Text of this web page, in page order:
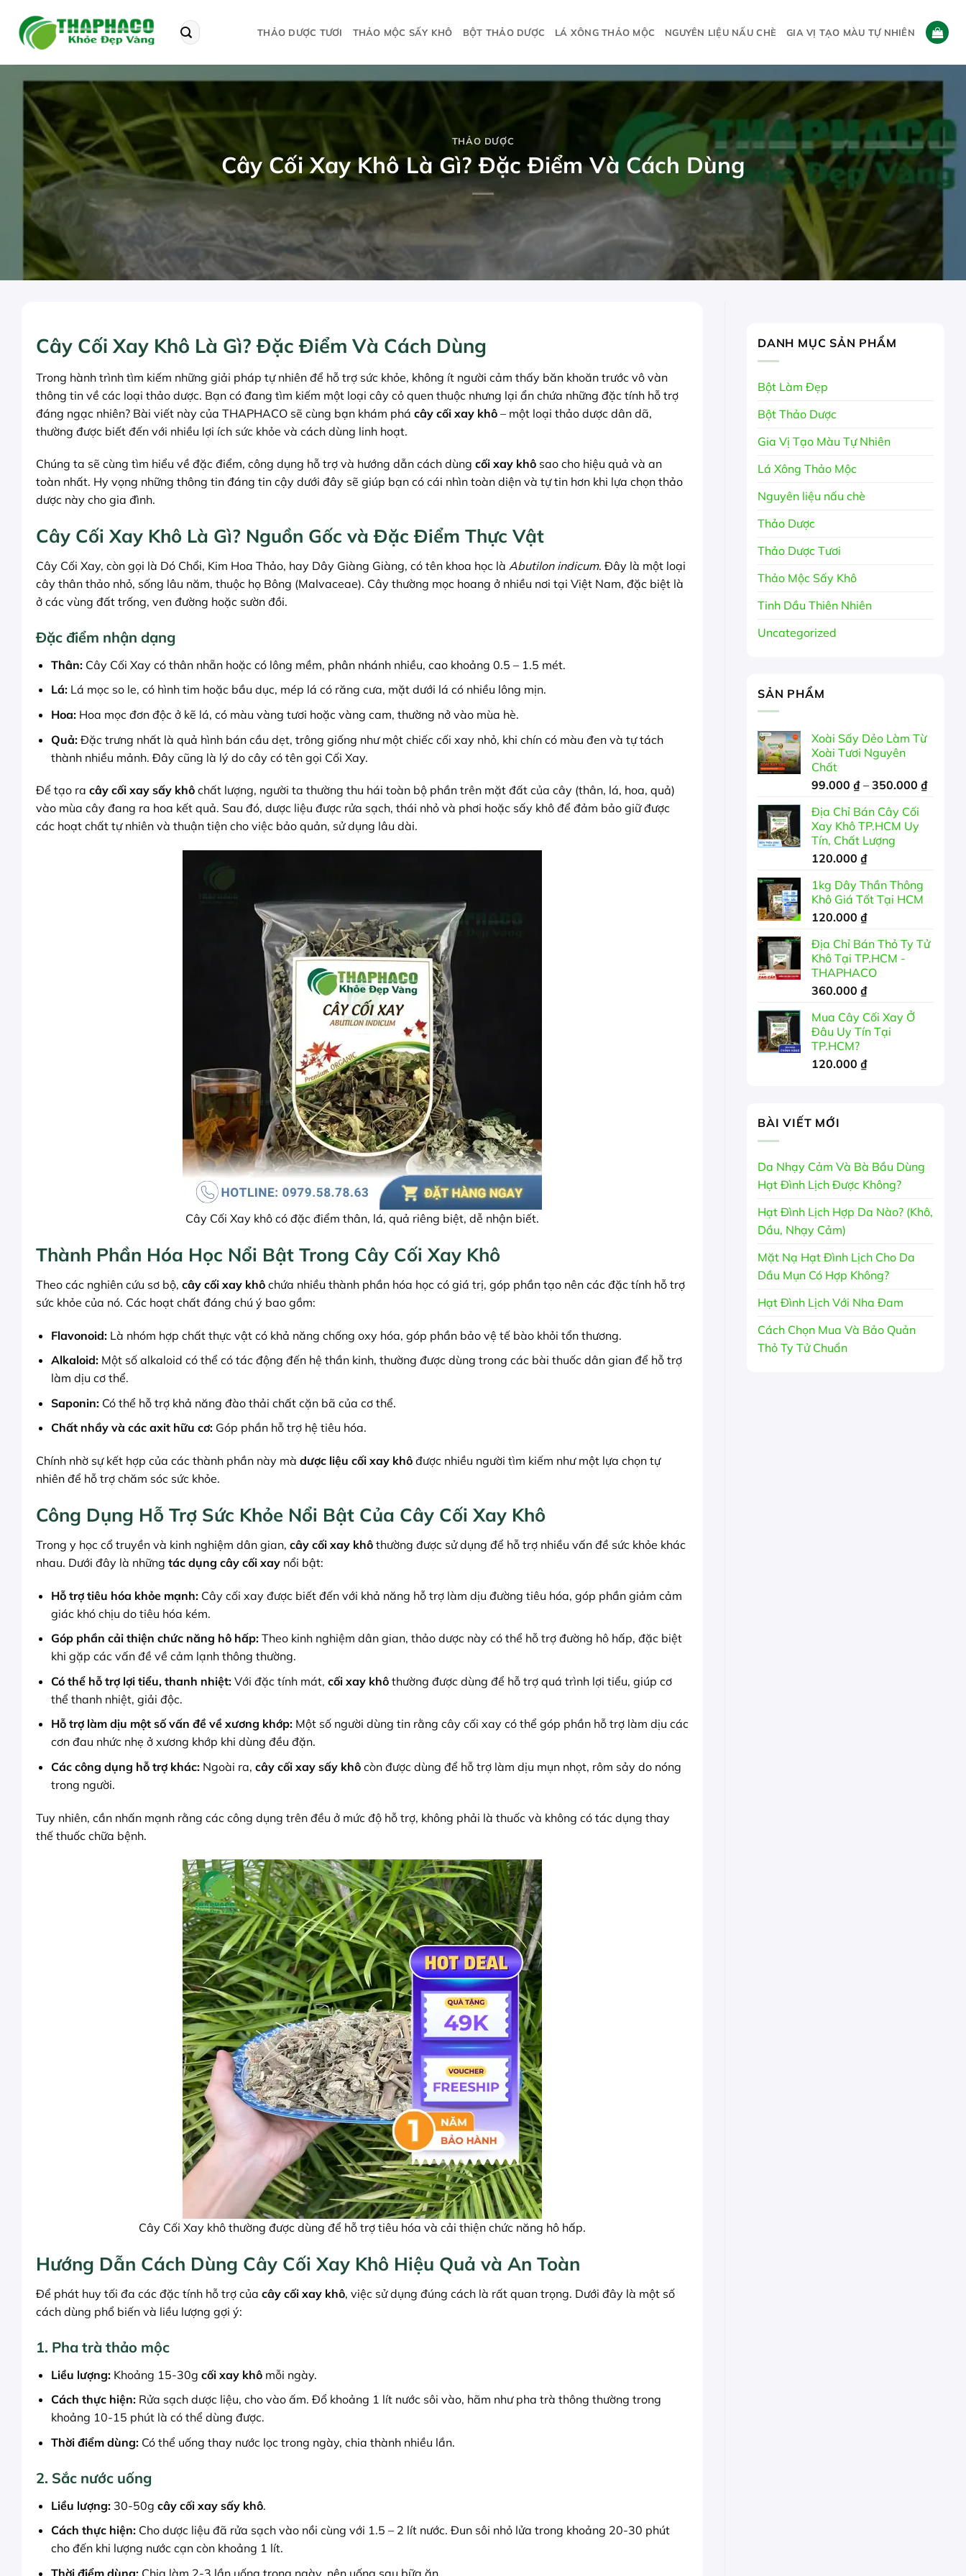
qua
dung
Tìm
kiếm:
THẢO DƯỢC TƯƠI THẢO MỘC SẤY KHÔ BỘT THẢO DƯỢC LÁ XÔNG THẢO MỘC NGUYÊN LIỆU NẤU CHÈ GIA VỊ TẠO MÀU TỰ NHIÊN
THẢO DƯỢC
Cây Cối Xay Khô Là Gì? Đặc Điểm Và Cách Dùng
Cây Cối Xay Khô Là Gì? Đặc Điểm Và Cách Dùng
Trong hành trình tìm kiếm những giải pháp tự nhiên để hỗ trợ sức khỏe, không ít người cảm thấy băn khoăn trước vô vàn
thông tin về các loại thảo dược. Bạn có đang tìm kiếm một loại cây cỏ quen thuộc nhưng lại ẩn chứa những đặc tính hỗ trợ
đáng ngạc nhiên? Bài viết này của THAPHACO sẽ cùng bạn khám phá cây cối xay khô – một loại thảo dược dân dã,
thường được biết đến với nhiều lợi ích sức khỏe và cách dùng linh hoạt.
Chúng ta sẽ cùng tìm hiểu về đặc điểm, công dụng hỗ trợ và hướng dẫn cách dùng cối xay khô sao cho hiệu quả và an
toàn nhất. Hy vọng những thông tin đáng tin cậy dưới đây sẽ giúp bạn có cái nhìn toàn diện và tự tin hơn khi lựa chọn thảo
dược này cho gia đình.
Cây Cối Xay Khô Là Gì? Nguồn Gốc và Đặc Điểm Thực Vật
Cây Cối Xay, còn gọi là Dó Chổi, Kim Hoa Thảo, hay Dây Giàng Giàng, có tên khoa học là Abutilon indicum. Đây là một loại
cây thân thảo nhỏ, sống lâu năm, thuộc họ Bông (Malvaceae). Cây thường mọc hoang ở nhiều nơi tại Việt Nam, đặc biệt là
ở các vùng đất trống, ven đường hoặc sườn đồi.
Đặc điểm nhận dạng
Thân:Cây Cối Xay có thân nhẵn hoặc có lông mềm, phân nhánh nhiều, cao khoảng 0.5 – 1.5 mét.
Lá:Lá mọc so le, có hình tim hoặc bầu dục, mép lá có răng cưa, mặt dưới lá có nhiều lông mịn.
Hoa:Hoa mọc đơn độc ở kẽ lá, có màu vàng tươi hoặc vàng cam, thường nở vào mùa hè.
Quả:Đặc trưng nhất là quả hình bán cầu dẹt, trông giống như một chiếc cối xay nhỏ, khi chín có màu đen và tự tách
thành nhiều mảnh. Đây cũng là lý do cây có tên gọi Cối Xay.
Để tạo ra cây cối xay sấy khô chất lượng, người ta thường thu hái toàn bộ phần trên mặt đất của cây (thân, lá, hoa, quả)
vào mùa cây đang ra hoa kết quả. Sau đó, dược liệu được rửa sạch, thái nhỏ và phơi hoặc sấy khô để đảm bảo giữ được
các hoạt chất tự nhiên và thuận tiện cho việc bảo quản, sử dụng lâu dài.
Cây Cối Xay khô có đặc điểm thân, lá, quả riêng biệt, dễ nhận biết.
Thành Phần Hóa Học Nổi Bật Trong Cây Cối Xay Khô
Theo các nghiên cứu sơ bộ, cây cối xay khô chứa nhiều thành phần hóa học có giá trị, góp phần tạo nên các đặc tính hỗ trợ
sức khỏe của nó. Các hoạt chất đáng chú ý bao gồm:
Flavonoid:Là nhóm hợp chất thực vật có khả năng chống oxy hóa, góp phần bảo vệ tế bào khỏi tổn thương.
Alkaloid:Một số alkaloid có thể có tác động đến hệ thần kinh, thường được dùng trong các bài thuốc dân gian để hỗ trợ
làm dịu cơ thể.
Saponin:Có thể hỗ trợ khả năng đào thải chất cặn bã của cơ thể.
Chất nhầy và các axit hữu cơ:Góp phần hỗ trợ hệ tiêu hóa.
Chính nhờ sự kết hợp của các thành phần này mà dược liệu cối xay khô được nhiều người tìm kiếm như một lựa chọn tự
nhiên để hỗ trợ chăm sóc sức khỏe.
Công Dụng Hỗ Trợ Sức Khỏe Nổi Bật Của Cây Cối Xay Khô
Trong y học cổ truyền và kinh nghiệm dân gian, cây cối xay khô thường được sử dụng để hỗ trợ nhiều vấn đề sức khỏe khác
nhau. Dưới đây là những tác dụng cây cối xay nổi bật:
Hỗ trợ tiêu hóa khỏe mạnh:Cây cối xay được biết đến với khả năng hỗ trợ làm dịu đường tiêu hóa, góp phần giảm cảm
giác khó chịu do tiêu hóa kém.
Góp phần cải thiện chức năng hô hấp:Theo kinh nghiệm dân gian, thảo dược này có thể hỗ trợ đường hô hấp, đặc biệt
khi gặp các vấn đề về cảm lạnh thông thường.
Có thể hỗ trợ lợi tiểu, thanh nhiệt:Với đặc tính mát, cối xay khôthường được dùng để hỗ trợ quá trình lợi tiểu, giúp cơ
thể thanh nhiệt, giải độc.
Hỗ trợ làm dịu một số vấn đề về xương khớp:Một số người dùng tin rằng cây cối xay có thể góp phần hỗ trợ làm dịu các
cơn đau nhức nhẹ ở xương khớp khi dùng đều đặn.
Các công dụng hỗ trợ khác:Ngoài ra, cây cối xay sấy khôcòn được dùng để hỗ trợ làm dịu mụn nhọt, rôm sảy do nóng
trong người.
Tuy nhiên, cần nhấn mạnh rằng các công dụng trên đều ở mức độ hỗ trợ, không phải là thuốc và không có tác dụng thay
thế thuốc chữa bệnh.
Cây Cối Xay khô thường được dùng để hỗ trợ tiêu hóa và cải thiện chức năng hô hấp.
Hướng Dẫn Cách Dùng Cây Cối Xay Khô Hiệu Quả và An Toàn
Để phát huy tối đa các đặc tính hỗ trợ của cây cối xay khô, việc sử dụng đúng cách là rất quan trọng. Dưới đây là một số
cách dùng phổ biến và liều lượng gợi ý:
1. Pha trà thảo mộc
Liều lượng:Khoảng 15-30g cối xay khômỗi ngày.
Cách thực hiện:Rửa sạch dược liệu, cho vào ấm. Đổ khoảng 1 lít nước sôi vào, hãm như pha trà thông thường trong
khoảng 10-15 phút là có thể dùng được.
Thời điểm dùng:Có thể uống thay nước lọc trong ngày, chia thành nhiều lần.
2. Sắc nước uống
Liều lượng:30-50g cây cối xay sấy khô.
Cách thực hiện:Cho dược liệu đã rửa sạch vào nồi cùng với 1.5 – 2 lít nước. Đun sôi nhỏ lửa trong khoảng 20-30 phút
cho đến khi lượng nước cạn còn khoảng 1 lít.
DANH MỤC SẢN PHẨM
Bột Làm Đẹp
Bột Thảo Dược
Gia Vị Tạo Màu Tự Nhiên
Lá Xông Thảo Mộc
Nguyên liệu nấu chè
Thảo Dược
Thảo Dược Tươi
Thảo Mộc Sấy Khô
Tinh Dầu Thiên Nhiên
Uncategorized
SẢN PHẨM
Xoài Sấy Dẻo Làm Từ
Xoài Tươi Nguyên
Chất
99.000 ₫ – 350.000 ₫
Địa Chỉ Bán Cây Cối
Xay Khô TP.HCM Uy
Tín, Chất Lượng
120.000 ₫
1kg Dây Thần Thông
Khô Giá Tốt Tại HCM
120.000 ₫
Địa Chỉ Bán Thỏ Ty Tử
Khô Tại TP.HCM -
THAPHACO
360.000 ₫
Mua Cây Cối Xay Ở
Đâu Uy Tín Tại
TP.HCM?
120.000 ₫
BÀI VIẾT MỚI
Da Nhạy Cảm Và Bà Bầu Dùng
Hạt Đình Lịch Được Không?
Hạt Đình Lịch Hợp Da Nào? (Khô,
Dầu, Nhạy Cảm)
Mặt Nạ Hạt Đình Lịch Cho Da
Dầu Mụn Có Hợp Không?
Hạt Đình Lịch Với Nha Đam
Cách Chọn Mua Và Bảo Quản
Thỏ Ty Tử Chuẩn